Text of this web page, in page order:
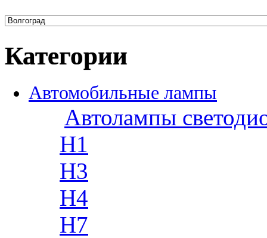
Категории
Автомобильные лампы
Автолампы
H1
H3
H4
H7